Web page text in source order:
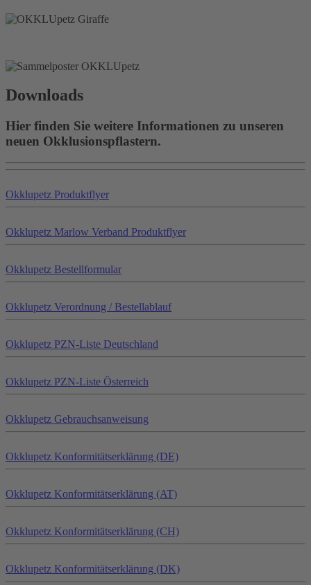
Downloads
Hier finden Sie weitere Informationen zu unseren
neuen Okklusionspflastern.
Okklupetz Produktflyer
Okklupetz Marlow Verband Produktflyer
Okklupetz Bestellformular
Okklupetz Verordnung / Bestellablauf
Okklupetz PZN-Liste Deutschland
Okklupetz PZN-Liste Österreich
Okklupetz Gebrauchsanweisung
Okklupetz Konformitätserklärung (DE)
Okklupetz Konformitätserklärung (AT)
Okklupetz Konformitätserklärung (CH)
Okklupetz Konformitätserklärung (DK)